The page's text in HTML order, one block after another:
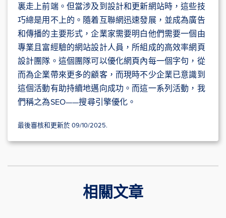
裏走上前端。但當涉及到設計和更新網站時，這些技
巧總是用不上的。隨着互聯網迅速發展，並成為廣告
和傳播的主要形式，企業家需要明白他們需要一個由
專業且富經驗的網站設計人員，所組成的高效率網頁
設計團隊。這個團隊可以優化網頁內每一個字句，從
而為企業帶來更多的顧客，而現時不少企業已意識到
這個活動有助持續地邁向成功。而這一系列活動，我
們稱之為SEO——搜尋引擎優化。
最後審核和更新於 09/10/2025.
相關文章